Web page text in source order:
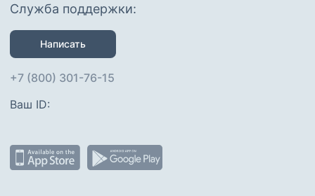
Служба поддержки:
Написать
+7 (800) 301-76-15
Ваш ID: